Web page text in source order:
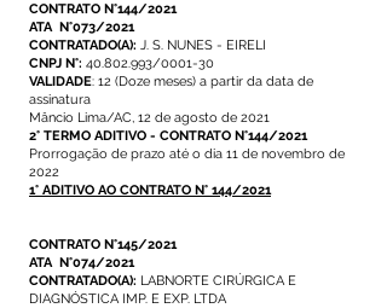
CONTRATO N°144/2021
ATA N°073/2021
CONTRATADO(A): J. S. NUNES - EIRELI
CNPJ N°: 40.802.993/0001-30
VALIDADE: 12 (Doze meses) a partir da data de
assinatura
Mâncio Lima/AC, 12 de agosto de 2021
2° TERMO ADITIVO - CONTRATO N°144/2021
Prorrogação de prazo até o dia 11 de novembro de
2022
1° ADITIVO AO CONTRATO N° 144/2021
CONTRATO N°145/2021
ATA N°074/2021
CONTRATADO(A): LABNORTE CIRÚRGICA E
DIAGNÓSTICA IMP. E EXP. LTDA